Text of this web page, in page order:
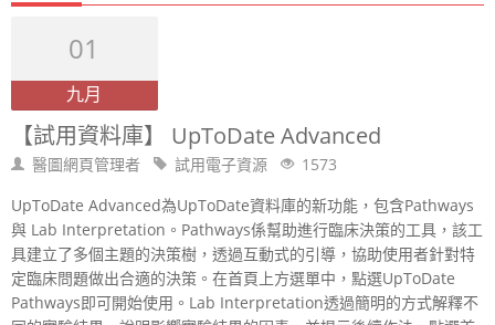
01
九月
【試用資料庫】 UpToDate Advanced
醫圖網頁管理者 試用電子資源
1573
UpToDate Advanced為UpToDate資料庫的新功能，包含Pathways
與 Lab Interpretation。Pathways係幫助進行臨床決策的工具，該工
具建立了多個主題的決策樹，透過互動式的引導，協助使用者針對特
定臨床問題做出合適的決策。在首頁上方選單中，點選UpToDate
Pathways即可開始使用。Lab Interpretation透過簡明的方式解釋不